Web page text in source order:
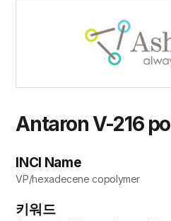
Antaron V-216
INCI Name
VP/hexadecene copolymer
키워드